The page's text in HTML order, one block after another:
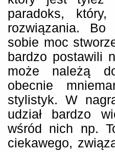
paradoks,
rozwiązania. Bo
sobie moc
bardzo postawili
może należą
obecnie
stylistyk. W
udział bardzo
wśród nich np.
ciekawego,